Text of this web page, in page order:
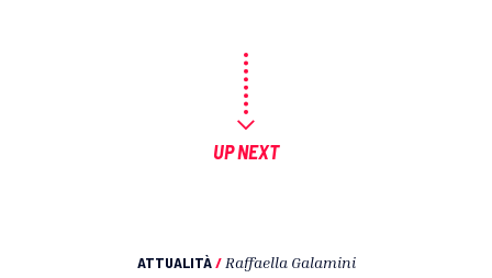
UP NEXT
ATTUALITÀ / Raffaella Galamini